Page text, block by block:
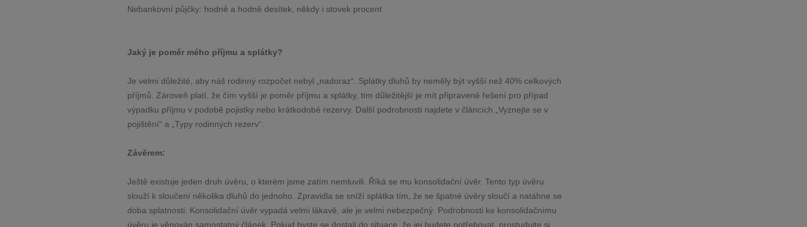
Nebankovní půjčky: hodně a hodně desítek, někdy i stovek procent
Jaký je poměr mého příjmu a splátky?
Je velmi důležité, aby náš rodinný rozpočet nebyl „nadoraz“. Splátky dluhů by neměly být vyšší než 40% celkových
příjmů. Zároveň platí, že čím vyšší je poměr příjmu a splátky, tím důležitější je mít připravené řešení pro případ
výpadku příjmu v podobě pojistky nebo krátkodobé rezervy. Další podrobnosti najdete v článcích „Vyznejte se v
pojištění“ a „Typy rodinných rezerv“.
Závěrem:
Ještě existuje jeden druh úvěru, o kterém jsme zatím nemluvili. Říká se mu konsolidační úvěr. Tento typ úvěru
slouží k sloučení několika dluhů do jednoho. Zpravidla se sníží splátka tím, že se špatné úvěry sloučí a natáhne se
doba splatnosti. Konsolidační úvěr vypadá velmi lákavě, ale je velmi nebezpečný. Podrobnosti ke konsolidačnímu
úvěru je věnován samostatný článek. Pokud byste se dostali do situace, že jej budete potřebovat, prostudujte si